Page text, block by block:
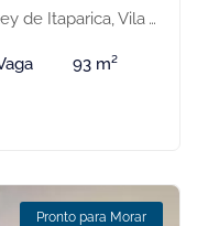
Vila Velha-ES
93 m²
Pronto para Morar